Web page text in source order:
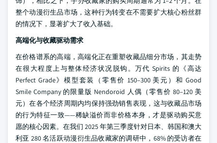
整个动漫衍生品市场，这种行为转变在不需要扩大核心粉丝群
的情况下，显著扩大了收入基础。
高端化与收藏驱动需求
在价格谱系的高端，高端化正在重塑收藏品细分市场，其走势
在很大程度上与整体经济状况脱钩。万代 Spirits 的《高达
Perfect Grade》模型套装（零售价 150–300 美元）和 Good
Smile Company 的限量版 Nendoroid 人偶（零售价 80–120 美
元）在各个经济周期内均保持强劲销售表现，这与收藏品市场
的行为特征一致——稀缺溢价而非价格本身，才是驱动购买意
愿的核心因素。在我们 2025 年第三季度针对日本、韩国和澳大
利亚 280 名活跃动漫衍生品收藏家的调研中，68% 的受访者在